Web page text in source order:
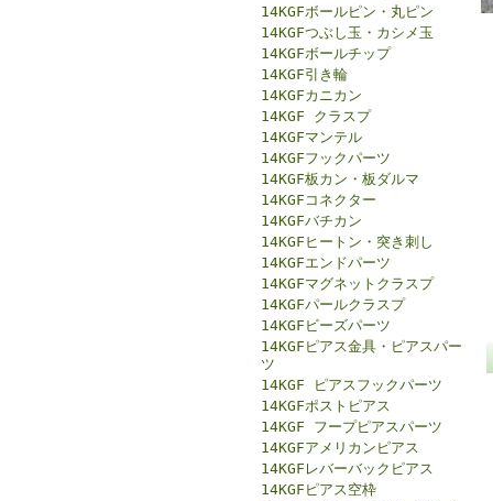
14KGFボールピン・丸ピン
14KGFつぶし玉・カシメ玉
14KGFボールチップ
14KGF引き輪
14KGFカニカン
14KGF クラスプ
14KGFマンテル
14KGFフックパーツ
14KGF板カン・板ダルマ
14KGFコネクター
14KGFバチカン
14KGFヒートン・突き刺し
14KGFエンドパーツ
14KGFマグネットクラスプ
14KGFパールクラスプ
14KGFビーズパーツ
14KGFピアス金具・ピアスパー
ツ
14KGF ピアスフックパーツ
14KGFポストピアス
14KGF フープピアスパーツ
14KGFアメリカンピアス
14KGFレバーバックピアス
14KGFピアス空枠